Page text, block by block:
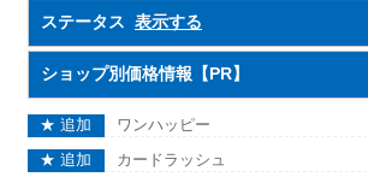
ステータス 表示する
ショップ別価格情報【PR】
★ 追加 ワンハッピー
★ 追加
カードラッシュ